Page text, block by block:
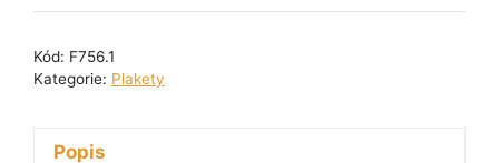
-
Kód: F756.1
Kategorie: Plakety
Popis